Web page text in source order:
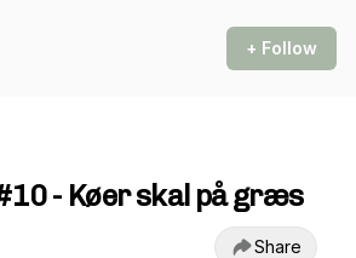
+ Follow
- Køer skal på græs
Share